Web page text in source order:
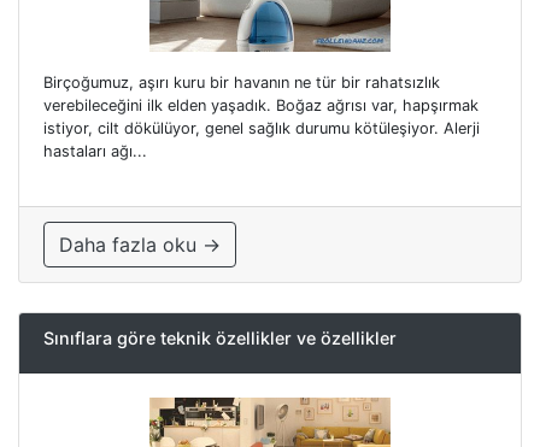
Birçoğumuz, aşırı kuru bir havanın ne tür bir rahatsızlık
verebileceğini ilk elden yaşadık. Boğaz ağrısı var, hapşırmak
istiyor, cilt dökülüyor, genel sağlık durumu kötüleşiyor. Alerji
hastaları ağı...
Daha fazla oku →
Sınıflara göre teknik özellikler ve özellikler